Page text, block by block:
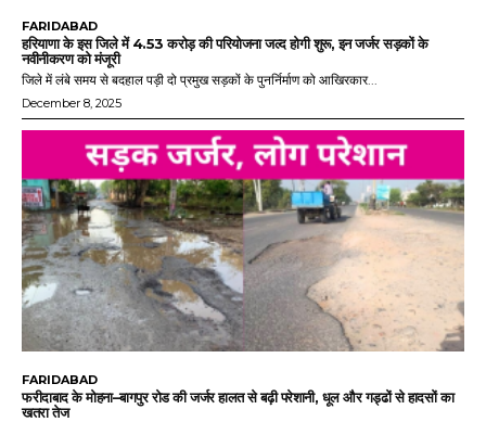
FARIDABAD
हरियाणा के इस जिले में 4.53 करोड़ की परियोजना जल्द होगी शुरू, इन जर्जर सड़कों के
नवीनीकरण को मंजूरी
जिले में लंबे समय से बदहाल पड़ी दो प्रमुख सड़कों के पुनर्निर्माण को आखिरकार...
December 8, 2025
FARIDABAD
फरीदाबाद के मोहना–बागपुर रोड की जर्जर हालत से बढ़ी परेशानी, धूल और गड्ढों से हादसों का
खतरा तेज